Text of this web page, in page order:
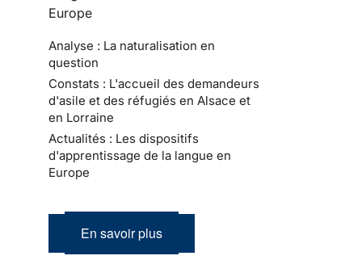
Europe
Analyse : La naturalisation en
question
Constats : L'accueil des demandeurs
d'asile et des réfugiés en Alsace et
en Lorraine
Actualités : Les dispositifs
d'apprentissage de la langue en
Europe
En savoir plus